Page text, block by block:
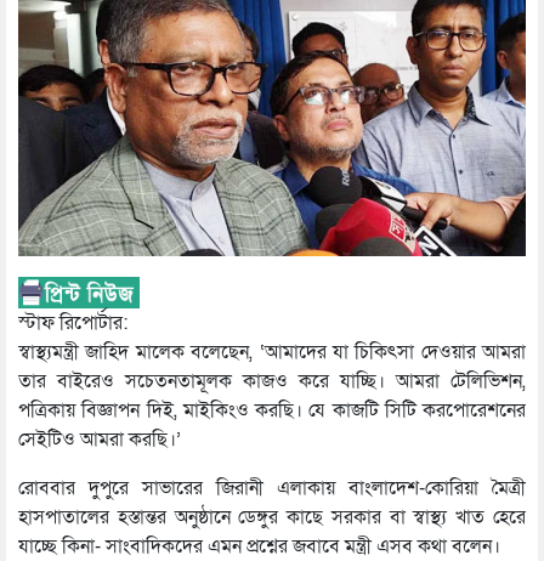
স্টাফ রিপোর্টার:
স্বাস্থ্যমন্ত্রী জাহিদ মালেক বলেছেন, ‘আমাদের যা চিকিৎসা দেওয়ার আমরা
তার বাইরেও সচেতনতামূলক কাজও করে যাচ্ছি। আমরা টেলিভিশন,
পত্রিকায় বিজ্ঞাপন দিই, মাইকিংও করছি। যে কাজটি সিটি করপোরেশনের
সেইটিও আমরা করছি।’
রোববার দুপুরে সাভারের জিরানী এলাকায় বাংলাদেশ-কোরিয়া মৈত্রী
হাসপাতালের হস্তান্তর অনুষ্ঠানে ডেঙ্গুর কাছে সরকার বা স্বাস্থ্য খাত হেরে
যাচ্ছে কিনা- সাংবাদিকদের এমন প্রশ্নের জবাবে মন্ত্রী এসব কথা বলেন।